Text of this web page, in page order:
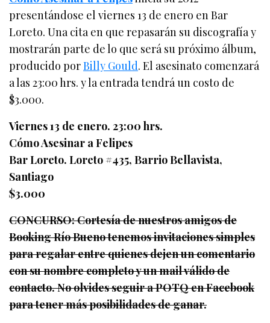
presentándose el viernes 13 de enero en Bar
Loreto. Una cita en que repasarán su discografía y
mostrarán parte de lo que será su próximo álbum,
producido porBilly Gould. El asesinato comenzará
a las 23:00 hrs. y la entrada tendrá un costo de
$3.000.
Viernes 13 de enero. 23:00 hrs.
Cómo Asesinar a Felipes
Bar Loreto. Loreto #435, Barrio Bellavista,
Santiago
$3.000
CONCURSO: Cortesía de nuestros amigos de
Booking Río Bueno tenemos invitaciones simples
para regalar entre quienes dejen un comentario
con su nombre completo y un mail válido de
contacto. No olvides seguir a POTQ en Facebook
para tener más posibilidades de ganar.